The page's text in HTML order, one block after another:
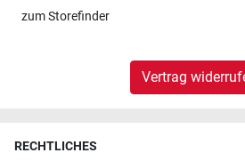
zumStorefinder
Vertrag
RECHTLICHES